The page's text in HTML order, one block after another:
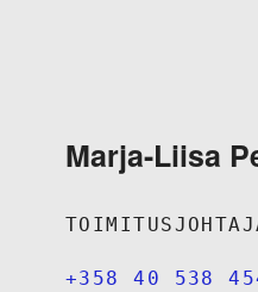
Marja-Liisa
+358 40 538